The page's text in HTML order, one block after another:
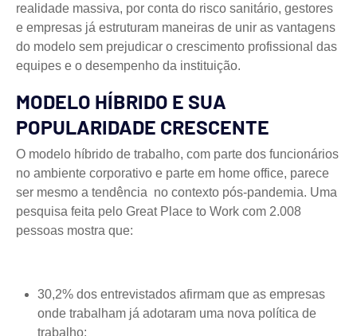
realidade massiva, por conta do risco sanitário, gestores
e empresas já estruturam maneiras de unir as vantagens
do modelo sem prejudicar o crescimento profissional das
equipes e o desempenho da instituição.
MODELO HÍBRIDO E SUA
POPULARIDADE CRESCENTE
O modelo híbrido de trabalho, com parte dos funcionários
no ambiente corporativo e parte em home office, parece
ser mesmo a tendência no contexto pós-pandemia. Uma
pesquisa feita pelo Great Place to Work com 2.008
pessoas mostra que:
30,2% dos entrevistados afirmam que as empresas
onde trabalham já adotaram uma nova política de
trabalho;